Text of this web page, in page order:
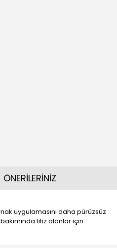
uygulamasını daha pürüzsüz
titiz olanlar için
ÖNERİLERİNİZ